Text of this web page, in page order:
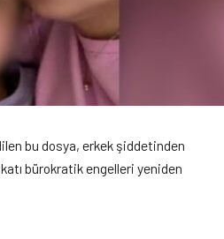
bu dosya, erkek şiddetinden
bürokratik engelleri yeniden